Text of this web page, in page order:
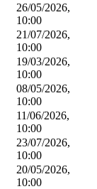
26/05/2026,
10:00
21/07/2026,
10:00
19/03/2026,
10:00
08/05/2026,
10:00
11/06/2026,
10:00
23/07/2026,
10:00
20/05/2026,
10:00